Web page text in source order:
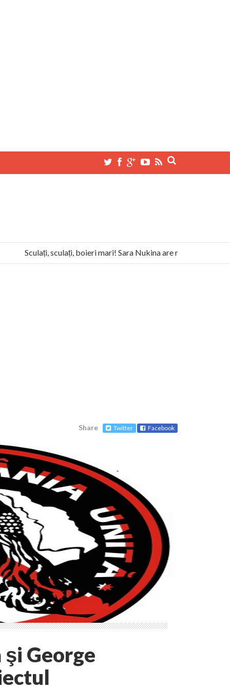
Sculați, sculați, boieri mari! Sara Nukina are nevoie de
militează pentru federalizarea României
Share Twitter Facebook
George